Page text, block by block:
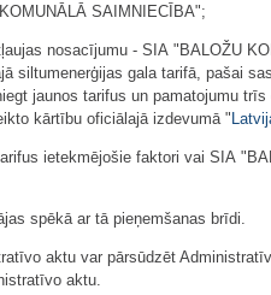
SAIMNIECĪBA";
nosacījumu - SIA "BALOŽU
siltumenerģijas gala tarifā, pašai
jaunos tarifus un pamatojumu
kārtību oficiālajā izdevumā "
ietekmējošie faktori vai SIA
spēkā ar tā pieņemšanas brīdi.
aktu var pārsūdzēt
aktu.